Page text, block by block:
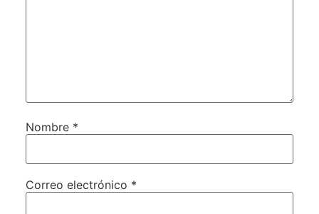
Nombre *
Correo electrónico *